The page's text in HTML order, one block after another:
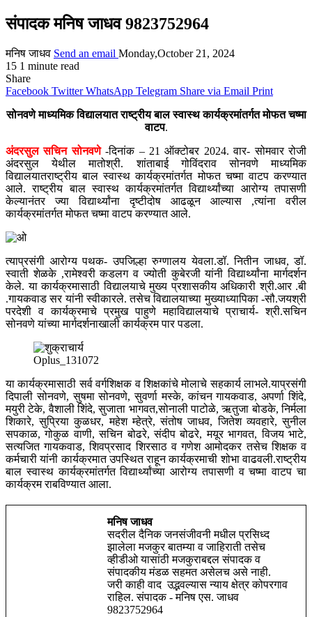
संपादक मनिष जाधव 9823752964
मनिष जाधव Send an email Monday,October 21, 2024
15 1 minute read
Share
Facebook Twitter WhatsApp Telegram Share via Email Print
सोनवणे माध्यमिक विद्यालयात राष्ट्रीय बाल स्वास्थ कार्यक्रमांतर्गत मोफत चष्मा
वाटप.
अंदरसुल सचिन सोनवणे-दिनांक – 21 ऑक्टोबर 2024. वार- सोमवार रोजी
अंदरसुल येथील मातोश्री. शांताबाई गोविंदराव सोनवणे माध्यमिक
विद्यालयातराष्ट्रीय बाल स्वास्थ कार्यक्रमांतर्गत मोफत चष्मा वाटप करण्यात
आले. राष्ट्रीय बाल स्वास्थ कार्यक्रमांतर्गत विद्यार्थ्यांच्या आरोग्य तपासणी
केल्यानंतर ज्या विद्यार्थ्यांना दृष्टीदोष आढळून आल्यास ,त्यांना वरील
कार्यक्रमांतर्गत मोफत चष्मा वाटप करण्यात आले.
त्याप्रसंगी आरोग्य पथक- उपजिल्हा रुग्णालय येवला.डॉ. नितीन जाधव, डॉ.
स्वाती शेळके ,रामेश्वरी कडलग व ज्योती कुबेरजी यांनी विद्यार्थ्यांना मार्गदर्शन
केले. या कार्यक्रमासाठी विद्यालयाचे मुख्य प्रशासकीय अधिकारी श्री.आर .बी
.गायकवाड सर यांनी स्वीकारले. तसेच विद्यालयाच्या मुख्याध्यापिका -सौ.जयश्री
परदेशी व कार्यक्रमाचे प्रमुख पाहुणे महाविद्यालयाचे प्राचार्य- श्री.सचिन
सोनवणे यांच्या मार्गदर्शनाखाली कार्यक्रम पार पडला.
Oplus_131072
या कार्यक्रमासाठी सर्व वर्गशिक्षक व शिक्षकांचे मोलाचे सहकार्य लाभले.याप्रसंगी
दिपाली सोनवणे, सुषमा सोनवणे, सुवर्णा मस्के, कांचन गायकवाड, अपर्णा शिंदे,
मयुरी टेके, वैशाली शिंदे, सुजाता भागवत,सोनाली पाटोळे, ऋतुजा बोडके, निर्मला
शिकारे, सुप्रिया कुळधर, महेश म्हेत्रे, संतोष जाधव, जितेश व्यवहारे, सुनील
सपकाळ, गोकुळ वाणी, सचिन बोढरे, संदीप बोढरे, मयूर भागवत, विजय भाटे,
सत्यजित गायकवाड, शिवप्रसाद शिरसाठ व गणेश आमोदकर तसेच शिक्षक व
कर्मचारी यांनी कार्यक्रमात उपस्थित राहून कार्यक्रमाची शोभा वाढवली.राष्ट्रीय
बाल स्वास्थ कार्यक्रमांतर्गत विद्यार्थ्यांच्या आरोग्य तपासणी व चष्मा वाटप चा
कार्यक्रम राबविण्यात आला.
मनिष जाधव
सदरील दैनिक जनसंजीवनी मधील प्रसिध्द
झालेला मजकुर बातम्या व जाहिराती तसेच
व्हीडीओ यासांठी मजकुराबद्दल संपादक व
संपादकीय मंडळ सहमत असेलच असे नाही.
जरी काही वाद उद्भवल्यास न्याय क्षेत्र कोपरगाव
राहिल. संपादक - मनिष एस. जाधव
9823752964